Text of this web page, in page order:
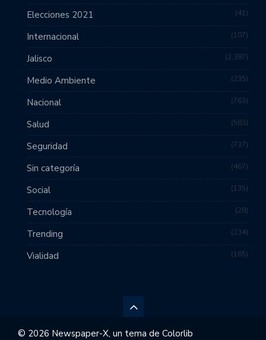
Elecciones 2021 41
Internacional 107
Jalisco 2,387
Medio Ambiente 235
Nacional 763
Salud 583
Seguridad 737
Sin categoría 467
Social 135
Tecnología 28
Trending 234
Vialidad 165
© 2026 Newspaper-X, un tema de Colorlib